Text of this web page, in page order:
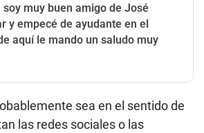
soy muy buen amigo de José
y empecé de ayudante en el
aquí le mando un saludo muy
sea en el sentido de
las redes sociales o las